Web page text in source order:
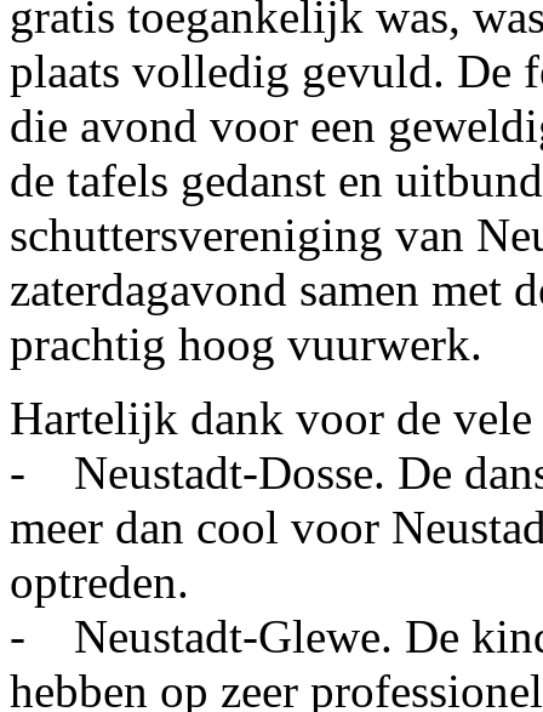
gratis toegankelijk was,
plaats volledig gevuld. De
die avond voor een
de tafels gedanst en
schuttersvereniging van
zaterdagavond samen met
prachtig hoog vuurwerk.
Hartelijk dank voor de
- Neustadt-Dosse. De
meer dan cool voor
optreden.
- Neustadt-Glewe. De
hebben op zeer